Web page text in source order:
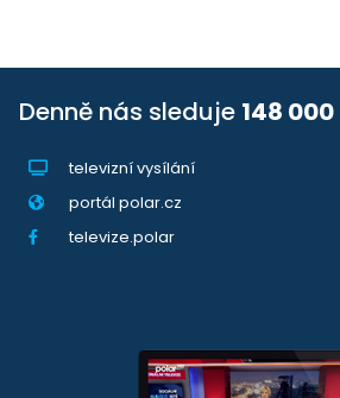
Denně nás sleduje 148 000
televizní vysílání
portál polar.cz
televize.polar